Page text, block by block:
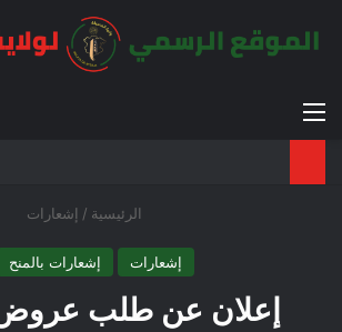
القائمة
الرئيسية / إشعارات
إشعارات إشعارات بالمنح
إعلان عن طلب